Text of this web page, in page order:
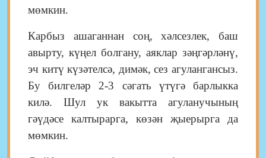
мөмкин.
Карбыз ашаганнан соң, хәлсезлек, баш
авырту, күңел болгану, аяклар зәңгәрләнү,
эч китү күзә­телсә, димәк, сез агулангансыз.
Бу билгеләр 2-3 сәгать үтүгә барлыкка
килә. Шул ук вакытта агуланучының
гәүдәсе калтырарга, көзән җыерырга да
мөмкин.